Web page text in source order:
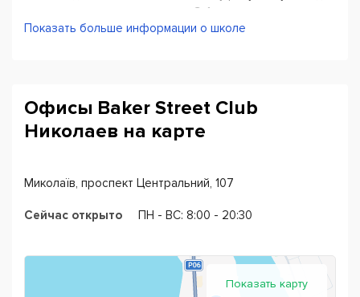
уровень уходит в среднем 3-4 месяца.
На занятиях с детками применяются активные игры
Все наши преподаватели - дипломированные
опытные специалисты и прилагают максимум усилий
для качественного результата.
только собралась группа студентов (мин. 3 человека)
одинакового уровня. В августе и сентябре это может
Показать больше информации о школе
Офисы Baker Street Club
Николаев на карте
Миколаїв, проспект Центральний, 107
Сейчас открыто ПН - ВС: 8:00 - 20:30
Показать карту